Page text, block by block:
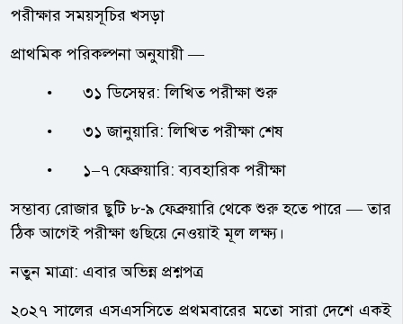
পরীক্ষার সময়সূচির খসড়া
প্রাথমিক পরিকল্পনা অনুযায়ী —
•
৩১ ডিসেম্বর: লিখিত পরীক্ষা শুরু
•
৩১ জানুয়ারি: লিখিত পরীক্ষা শেষ
•
১–৭ ফেব্রুয়ারি: ব্যবহারিক পরীক্ষা
সম্ভাব্য রোজার ছুটি ৮-৯ ফেব্রুয়ারি থেকে শুরু হতে পারে — তার
ঠিক আগেই পরীক্ষা গুছিয়ে নেওয়াই মূল লক্ষ্য।
নতুন মাত্রা: এবার অভিন্ন প্রশ্নপত্র
২০২৭ সালের এসএসসিতে প্রথমবারের মতো সারা দেশে একই